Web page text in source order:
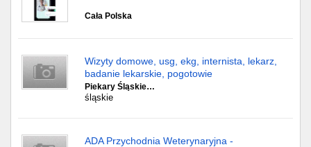
Cała Polska
Wizyty domowe, usg, ekg, internista, lekarz,
badanie lekarskie, pogotowie
Piekary Śląskie…
śląskie
ADA Przychodnia Weterynaryjna -